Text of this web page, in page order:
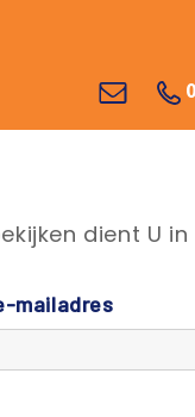
dient U
mailadres